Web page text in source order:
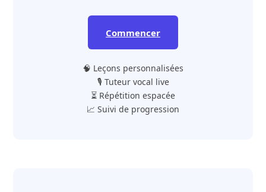
Commencer
🧠 Leçons personnalisées
🎙️ Tuteur vocal live
⏳ Répétition espacée
📈 Suivi de progression